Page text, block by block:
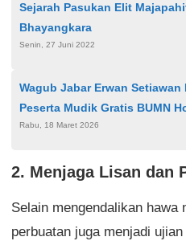
Sejarah Pasukan Elit
Bhayangkara
Senin, 27 Juni 2022
Wagub Jabar Erwan Setiawan
Peserta Mudik Gratis BUMN
ID, Tekankan Keamanan
Rabu, 18 Maret 2026
2. Menjaga Lisan dan
Selain mengendalikan hawa
perbuatan juga menjadi